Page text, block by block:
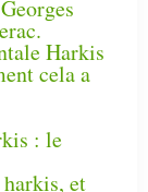
Harkis
cela a
: le
et